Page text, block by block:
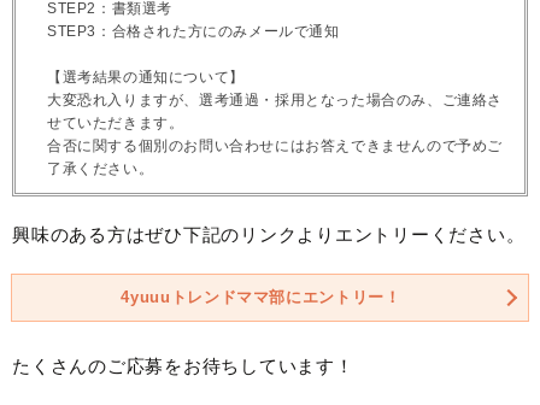
STEP2：書類選考
STEP3：合格された方にのみメールで通知
【選考結果の通知について】
大変恐れ入りますが、選考通過・採用となった場合のみ、ご連絡さ
せていただきます。
合否に関する個別のお問い合わせにはお答えできませんので予めご
了承ください。
興味のある方はぜひ下記のリンクよりエントリーください。
4yuuuトレンドママ部にエントリー！
たくさんのご応募をお待ちしています！